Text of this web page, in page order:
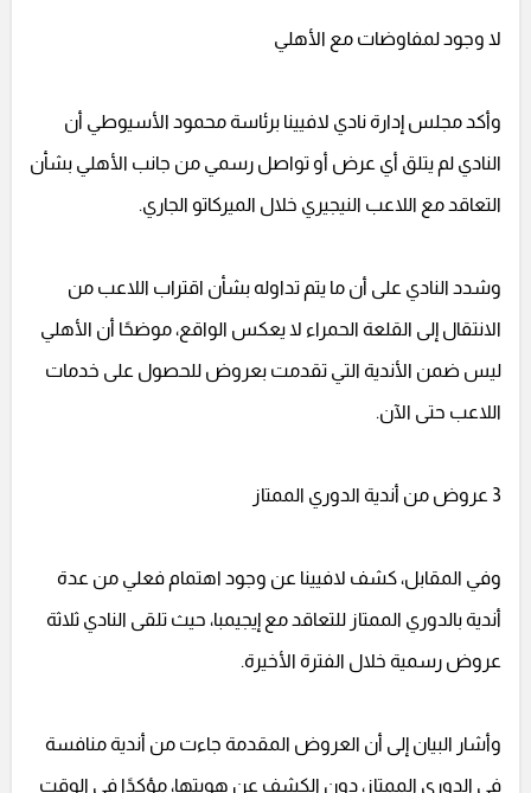
لا وجود لمفاوضات مع الأهلي
وأكد مجلس إدارة نادي لافيينا برئاسة محمود الأسيوطي أن
النادي لم يتلق أي عرض أو تواصل رسمي من جانب الأهلي بشأن
التعاقد مع اللاعب النيجيري خلال الميركاتو الجاري.
وشدد النادي على أن ما يتم تداوله بشأن اقتراب اللاعب من
الانتقال إلى القلعة الحمراء لا يعكس الواقع، موضحًا أن الأهلي
ليس ضمن الأندية التي تقدمت بعروض للحصول على خدمات
اللاعب حتى الآن.
3 عروض من أندية الدوري الممتاز
وفي المقابل، كشف لافيينا عن وجود اهتمام فعلي من عدة
أندية بالدوري الممتاز للتعاقد مع إيجيمبا، حيث تلقى النادي ثلاثة
عروض رسمية خلال الفترة الأخيرة.
وأشار البيان إلى أن العروض المقدمة جاءت من أندية منافسة
في الدوري الممتاز، دون الكشف عن هويتها، مؤكدًا في الوقت